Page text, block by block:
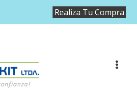
Realiza Tu Compra